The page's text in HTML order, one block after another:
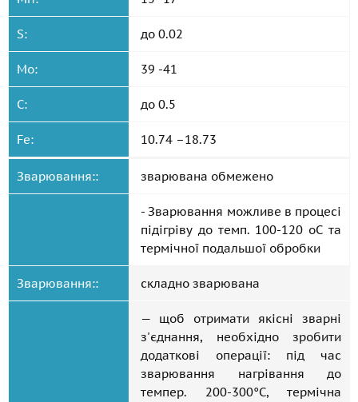
S: до 0.02
Mo: 39 -41
C: до 0.5
Fe: 10.74 –18.73
Зварювання:: зварювана обмежено
- Зварювання можливе в процесі
підігріву до темп. 100-120 oС та
термічної подальшої обробки
Зварювання:: складно зварювана
— щоб отримати якісні зварні
з'єднання, необхідно зробити
додаткові операції: під час
зварювання нагрівання до
темпер. 200-300°C, термічна